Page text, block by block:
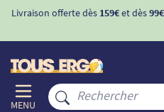
Livraison offerte dès 159€et dès99€
MENU